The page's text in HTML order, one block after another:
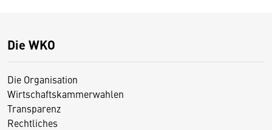
Die WKO
Die Organisation
Wirtschaftskammerwahlen
Transparenz
Rechtliches